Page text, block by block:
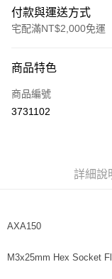
付款與運送方式
宅配滿NT$2,000免運
信用卡一次付款
LINE Pay
每筆NT$100，滿
商品特色
商品編號
3731102
詳細說
AXA150
M3x25mm Hex Socket